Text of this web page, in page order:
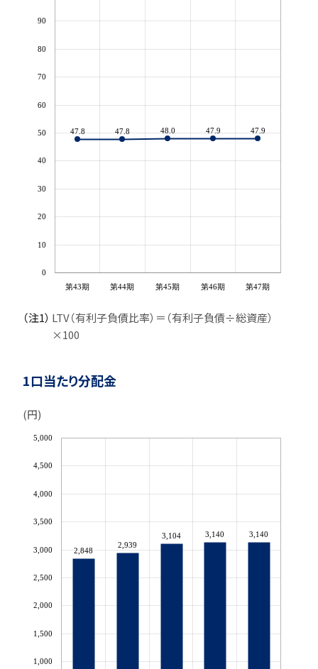
第43期 第44期 第45期 第46期 第47期
0
10
20
30
40
50
60
70
80
90
47.8 47.8 48.0 47.9 47.9
（注1） LTV（有利子負債比率）＝（有利子負債÷総資産）
×100
1口当たり分配金
(円)
1,000
1,500
2,000
2,500
3,000
3,500
4,000
4,500
5,000
2,848
2,939
3,104 3,140 3,140